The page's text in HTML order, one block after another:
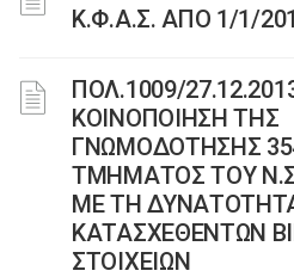
Κ.Φ.Α.Σ. ΑΠΟ 1/1/
ΠΟΛ.1009/
ΚΟΙΝΟΠΟΙΗΣΗ ΤΗΣ
ΓΝΩΜΟΔΟΤΗΣΗΣ
ΤΜΗΜΑΤΟΣ ΤΟΥ
ΜΕ ΤΗ
ΚΑΤΑΣΧΕΘΕΝΤΩΝ
ΣΤΟΙΧΕΙΩΝ